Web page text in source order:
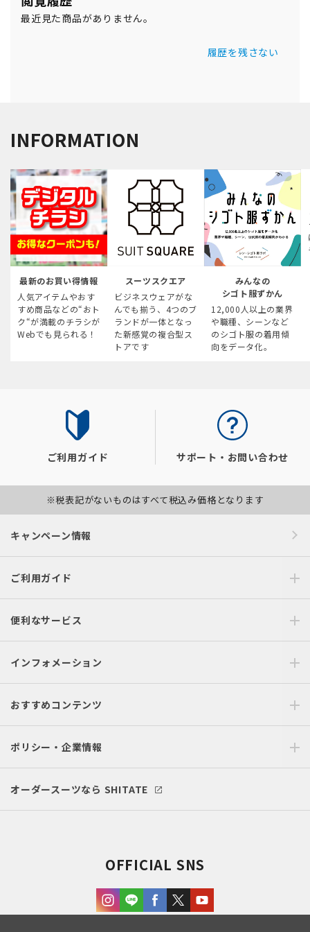
最近見た商品がありません。
履歴を残さない
INFORMATION
最新のお買い得情報
人気アイテムやおす
すめ商品などの“おト
ク“が満載のチラシが
Webでも見られる！
スーツスクエア
ビジネスウェアがな
んでも揃う、4つのブ
ランドが一体となっ
た新感覚の複合型ス
トアです
みんなの
シゴト服ずかん
12,000人以上の業界
や職種、シーンなど
のシゴト服の着用傾
向をデータ化。
ご利用ガイド サポート・お問い合わせ
※税表記がないものはすべて税込み価格となります
キャンペーン情報
ご利用ガイド
便利なサービス
インフォメーション
おすすめコンテンツ
ポリシー・企業情報
オーダースーツなら SHITATE
OFFICIAL SNS